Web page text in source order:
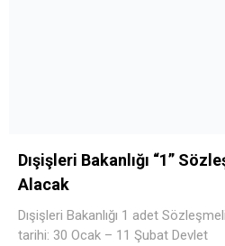
Dışişleri Bakanlığı “1”
Alacak
Dışişleri Bakanlığı 1 adet
tarihi: 30 Ocak – 11 Şubat Devlet